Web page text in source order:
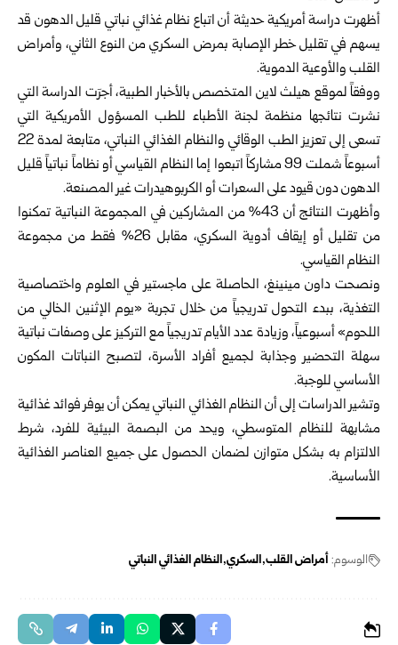
أظهرت دراسة أمريكية حديثة أن اتباع نظام غذائي نباتي قليل الدهون قد
يسهم في تقليل خطر الإصابة بمرض السكري من النوع الثاني، وأمراض
القلب والأوعية الدموية.
ووفقاً لموقع هيلث لاين المتخصص بالأخبار الطبية، أجرَت الدراسة التي
نشرت نتائجها منظمة لجنة الأطباء للطب المسؤول الأمريكية التي
تسعى إلى تعزيز الطب الوقائي والنظام الغذائي النباتي، متابعة لمدة 22
أسبوعاً شملت 99 مشاركاً اتبعوا إما النظام القياسي أو نظاماً نباتياً قليل
الدهون دون قيود على السعرات أو الكربوهيدرات غير المصنعة.
وأظهرت النتائج أن 43% من المشاركين في المجموعة النباتية تمكنوا
من تقليل أو إيقاف أدوية السكري، مقابل 26% فقط من مجموعة
النظام القياسي.
ونصحت داون مينينغ، الحاصلة على ماجستير في العلوم واختصاصية
التغذية، ببدء التحول تدريجياً من خلال تجربة «يوم الإثنين الخالي من
اللحوم» أسبوعياً، وزيادة عدد الأيام تدريجياً مع التركيز على وصفات نباتية
سهلة التحضير وجذابة لجميع أفراد الأسرة، لتصبح النباتات المكون
الأساسي للوجبة.
وتشير الدراسات إلى أن النظام الغذائي النباتي يمكن أن يوفر فوائد غذائية
مشابهة للنظام المتوسطي، ويحد من البصمة البيئية للفرد، شرط
الالتزام به بشكل متوازن لضمان الحصول على جميع العناصر الغذائية
الأساسية.
الوسوم: أمراض القلب السكري النظام الغذائي النباتي